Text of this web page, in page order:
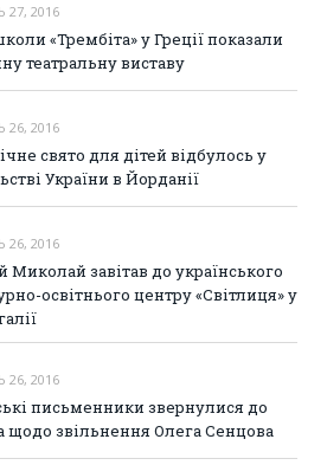
27, 2016
«Трембіта» у Греції показали
театральну виставу
26, 2016
свято для дітей відбулось у
України в Йорданії
26, 2016
Миколай завітав до українського
освітнього центру «Світлиця» у
26, 2016
письменники звернулися до
щодо звільнення Олега Сенцова